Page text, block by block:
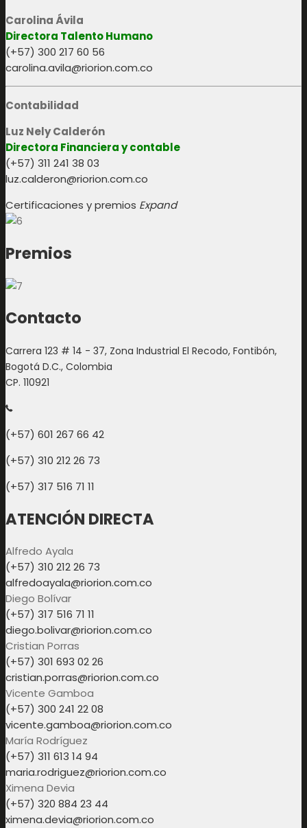
Carolina Ávila
Directora Talento Humano
(+57) 300 217 60 56
carolina.avila@riorion.com.co
Contabilidad
Luz Nely Calderón
Directora Financiera y contable
(+57) 311 241 38 03
luz.calderon@riorion.com.co
Certificaciones y premios Expand
Premios
Contacto
Carrera 123 # 14 - 37, Zona Industrial El Recodo, Fontibón,
Bogotá D.C., Colombia
CP. 110921
(+57) 601 267 66 42
(+57) 310 212 26 73
(+57) 317 516 71 11
ATENCIÓN DIRECTA
Alfredo Ayala
(+57) 310 212 26 73
alfredoayala@riorion.com.co
Diego Bolívar
(+57) 317 516 71 11
diego.bolivar@riorion.com.co
Cristian Porras
(+57) 301 693 02 26
cristian.porras@riorion.com.co
Vicente Gamboa
(+57) 300 241 22 08
vicente.gamboa@riorion.com.co
María Rodríguez
(+57) 311 613 14 94
maria.rodriguez@riorion.com.co
Ximena Devia
(+57) 320 884 23 44
ximena.devia@riorion.com.co